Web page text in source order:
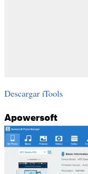
Descargar iTools
Apowersoft